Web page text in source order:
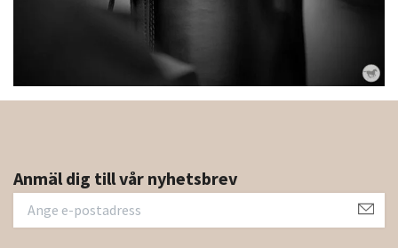
Anmäl dig till vår nyhetsbrev